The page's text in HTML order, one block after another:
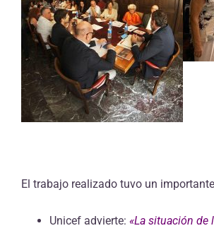
El trabajo realizado tuvo un
Unicef advierte: «La situación de